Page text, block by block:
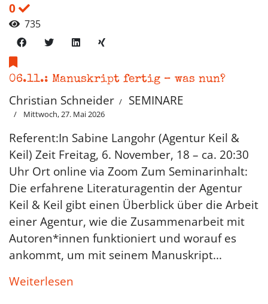
0
735
06.11.: Manuskript fertig – was nun?
Christian Schneider SEMINARE
Mittwoch, 27. Mai 2026
Referent:In Sabine Langohr (Agentur Keil &
Keil) Zeit Freitag, 6. November, 18 – ca. 20:30
Uhr Ort online via Zoom Zum Seminarinhalt:
Die erfahrene Literaturagentin der Agentur
Keil & Keil gibt einen Überblick über die Arbeit
einer Agentur, wie die Zusammenarbeit mit
Autoren*innen funktioniert und worauf es
ankommt, um mit seinem Manuskript...
Weiterlesen